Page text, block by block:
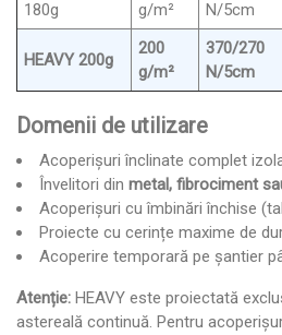
180g g/m² N/5cm
HEAVY 200g
200
g/m²
370/270
N/5cm
Domenii de utilizare
Acoperișuri înclinate complet
Învelitori din metal, fibrociment
Acoperișuri cu îmbinări închise
Proiecte cu cerințe maxime de
Acoperire temporară pe șantier
Atenție: HEAVY este proiectată
astereală continuă. Pentru